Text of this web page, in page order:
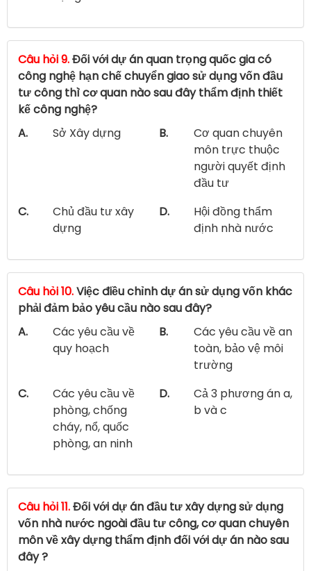
Câu hỏi 9.Đối với dự án quan trọng quốc gia có
công nghệ hạn chế chuyển giao sử dụng vốn đầu
tư công thì cơ quan nào sau đây thẩm định thiết
kế công nghệ?
A.
Sở Xây dựng B.
Cơ quan chuyên
môn trực thuộc
người quyết định
đầu tư
C.
Chủ đầu tư xây
dựng
D.
Hội đồng thẩm
định nhà nước
Câu hỏi 10.Việc điều chỉnh dự án sử dụng vốn khác
phải đảm bảo yêu cầu nào sau đây?
A.
Các yêu cầu về
quy hoạch
B.
Các yêu cầu về an
toàn, bảo vệ môi
trường
C.
Các yêu cầu về
phòng, chống
cháy, nổ, quốc
phòng, an ninh
D.
Cả 3 phương án a,
b và c
Câu hỏi 11.Đối với dự án đầu tư xây dựng sử dụng
vốn nhà nước ngoài đầu tư công, cơ quan chuyên
môn về xây dựng thẩm định đối với dự án nào sau
đây ?